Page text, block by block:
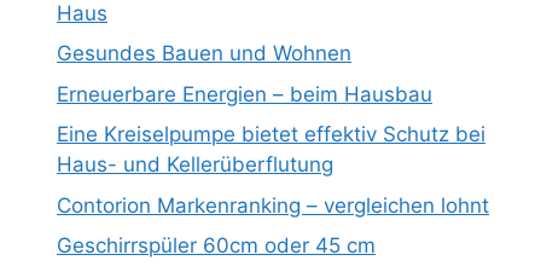
Haus
Gesundes Bauen und Wohnen
Erneuerbare Energien – beim Hausbau
Eine Kreiselpumpe bietet effektiv Schutz bei
Haus- und Kellerüberflutung
Contorion Markenranking – vergleichen lohnt
Geschirrspüler 60cm oder 45 cm